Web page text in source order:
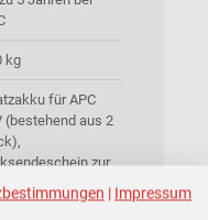
kg
für APC
(bestehend aus 2
zur
des
inklusive
| Impressum